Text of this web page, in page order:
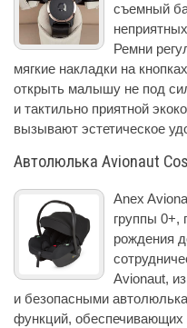
съемный
Ремни
мягкие накладки на
открыть малышу не под
и тактильно приятной
вызывают эстетическое
Автолюлька Avionaut
Anex
группы 0+,
рождения
Avionaut,
и безопасными
функций, обеспечивающих